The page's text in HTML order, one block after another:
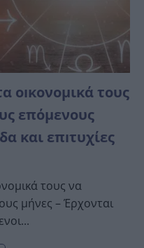
οıκονομικά τους
επόμενους
και επıτυχίες
τους να
μήνες – Έρχονται